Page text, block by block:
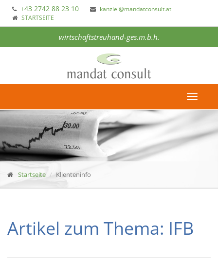
+43 2742 88 23 10
kanzlei@mandatconsult.at
STARTSEITE
wirtschaftstreuhand-ges.m.b.h.
Toggle
Startseite Klienteninfo
Artikel zum Thema: IFB